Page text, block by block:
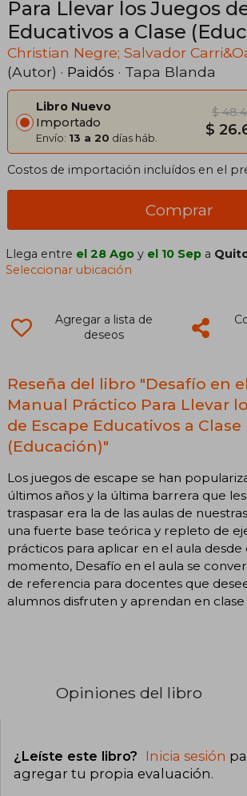
Para Llevar los Juegos
Educativos a Clase
Christian Negre; Salvador
(Autor) · Paidós · Tapa Blanda
Libro Nuevo
Importado
Envío: 13 a 20 días háb.
$
$
Costos de importación incluídos en el
Comprar
Llega entre el 28 Ago y el 10 Sep a
Seleccionar ubicación
Agregar a lista de
deseos
Reseña del libro "Desafío en
Manual Práctico Para Llevar
de Escape Educativos a Clase
(Educación)"
Los juegos de escape se han
últimos años y la última barrera que
traspasar era la de las aulas de
una fuerte base teórica y repleto de
prácticos para aplicar en el aula
momento, Desafío en el aula se
de referencia para docentes que
alumnos disfruten y aprendan en clase
Opiniones del libro
¿Leíste este libro? Inicia sesión
agregar tu propia evaluación.